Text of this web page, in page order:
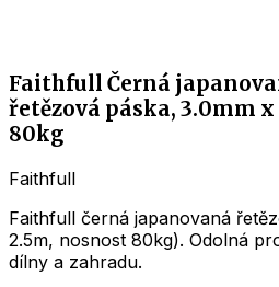
Faithfull Černá
řetězová páska, 3.0mm
80kg
Faithfull
Faithfull černá japanovaná
2.5m, nosnost 80kg). Odolná
dílny a zahradu.